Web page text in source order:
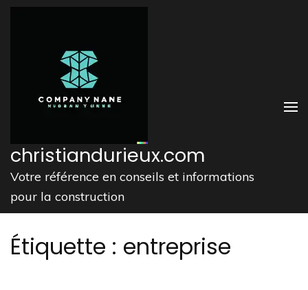
Aller
christiandurieux.com
Votre référence en conseils et informations
pour la construction
Étiquette : entreprise